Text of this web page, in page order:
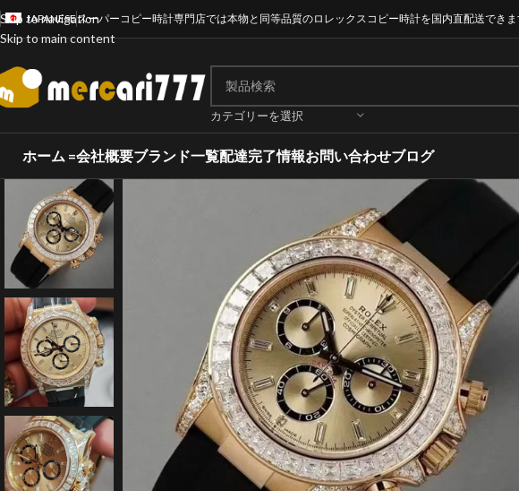
Skip to navigation
Skip to main content
JAPANESEスーパーコピー時計専門店では本物と同等品質のロレックスコピー時計を国内直配送でき
カテゴリーを選択
ホーム =会社概要ブランド一覧配達完了情報お問い合わせブログ